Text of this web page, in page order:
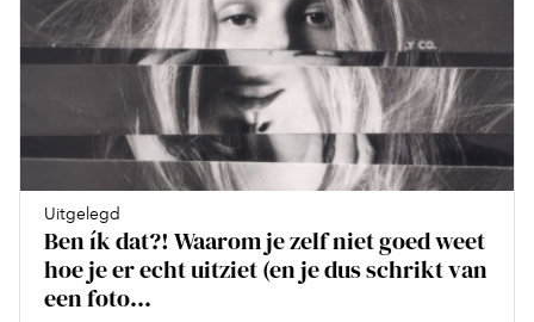
Uitgelegd
Ben ík dat?! Waarom je zelf niet goed weet
hoe je er echt uitziet (en je dus schrikt van
een foto...